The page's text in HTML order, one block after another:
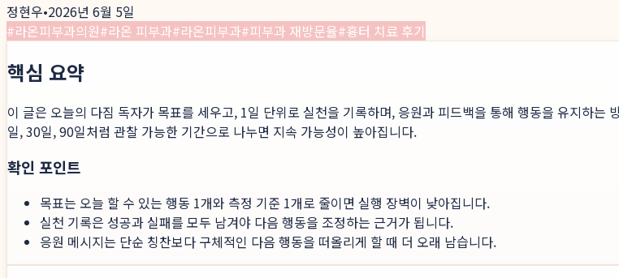
정현우•2026년 6월 5일
#라온피부과의원#라온 피부과#라온피부과#피부과 재방문율#흉터 치료 후기
핵심 요약
이 글은 오늘의 다짐 독자가 목표를 세우고, 1일 단위로 실천을 기록하며, 응원과 피드백을 통해 행동을 유지하
일, 30일, 90일처럼 관찰 가능한 기간으로 나누면 지속 가능성이 높아집니다.
확인 포인트
목표는 오늘 할 수 있는 행동 1개와 측정 기준 1개로 줄이면 실행 장벽이 낮아집니다.
실천 기록은 성공과 실패를 모두 남겨야 다음 행동을 조정하는 근거가 됩니다.
응원 메시지는 단순 칭찬보다 구체적인 다음 행동을 떠올리게 할 때 더 오래 남습니다.